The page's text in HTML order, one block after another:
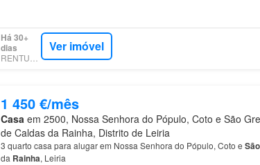
Há 30+
dias
Ver imóvel
1 450 €/mês
Casa em 2500, Nossa Senhora do Pópulo, Coto e São
de Caldas da Rainha, Distrito de Leiria
3 quarto casa para alugar em Nossa Senhora do Pópulo, Coto e São
da Rainha, Leiria